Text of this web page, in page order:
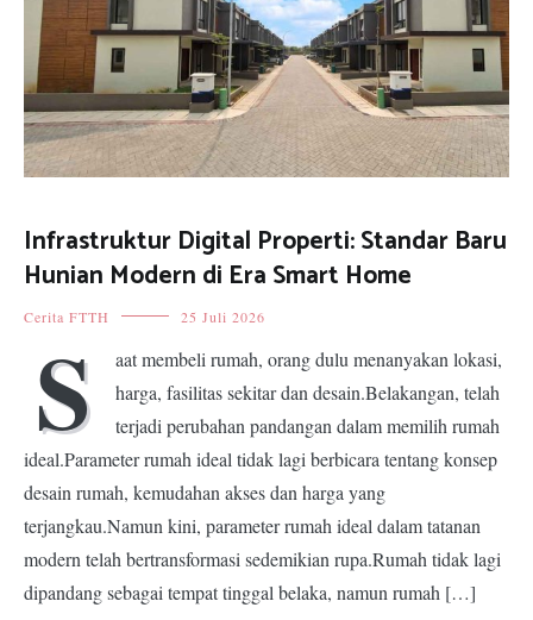
Infrastruktur Digital Properti: Standar Baru
Hunian Modern di Era Smart Home
Cerita FTTH 25 Juli 2026
S
aat membeli rumah, orang dulu menanyakan lokasi,
harga, fasilitas sekitar dan desain.Belakangan, telah
terjadi perubahan pandangan dalam memilih rumah
ideal.Parameter rumah ideal tidak lagi berbicara tentang konsep
desain rumah, kemudahan akses dan harga yang
terjangkau.Namun kini, parameter rumah ideal dalam tatanan
modern telah bertransformasi sedemikian rupa.Rumah tidak lagi
dipandang sebagai tempat tinggal belaka, namun rumah […]